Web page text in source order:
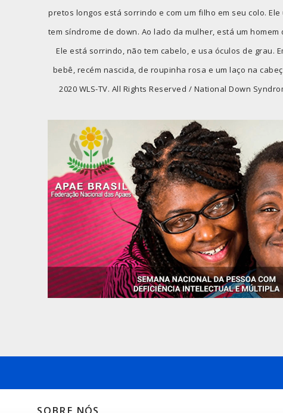
pretos longos está sorrindo e com um filho em seu colo.
tem síndrome de down. Ao lado da mulher, está um homem
Ele está sorrindo, não tem cabelo, e usa óculos de grau.
bebê, recém nascida, de roupinha rosa e um laço na
2020 WLS-TV. All Rights Reserved / National Down